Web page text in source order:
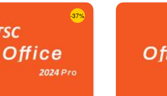
-37%